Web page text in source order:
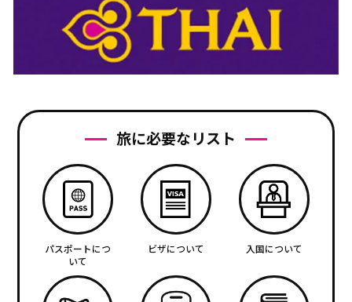
旅に必要なリスト
パスポートにつ
いて
ビザについて 入国について